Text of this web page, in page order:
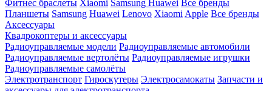
Фитнес браслеты Xiaomi Samsung Huawei Все бренды
Планшеты Samsung Huawei Lenovo Xiaomi Apple Все бренды
Аксессуары
Квадрокоптеры и аксессуары
Радиоуправляемые модели Радиоуправляемые автомобили
Радиоуправляемые вертолёты Радиоуправляемые игрушки
Радиоуправляемые самолёты
Электротранспорт Гироскутеры Электросамокаты Запчасти и